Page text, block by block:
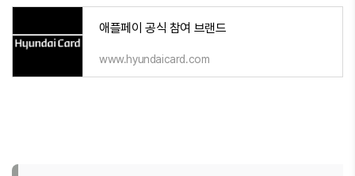
애플페이 공식 참여 브랜드
www.hyundaicard.com